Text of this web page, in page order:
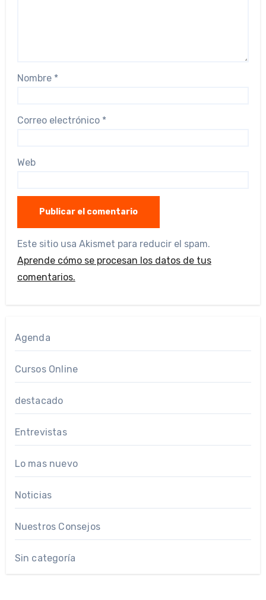
Nombre *
Correo electrónico *
Web
Este sitio usa Akismet para reducir el spam.
Aprende cómo se procesan los datos de tus
comentarios.
Agenda
Cursos Online
destacado
Entrevistas
Lo mas nuevo
Noticias
Nuestros Consejos
Sin categoría